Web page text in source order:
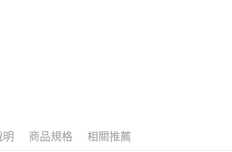
明 商品規格 相關推薦